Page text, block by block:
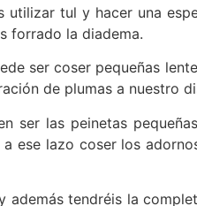
tul y hacer una
forrado la diadema.
ser coser pequeñas
de plumas a nuestro
ser las peinetas
ese lazo coser los
tendréis la